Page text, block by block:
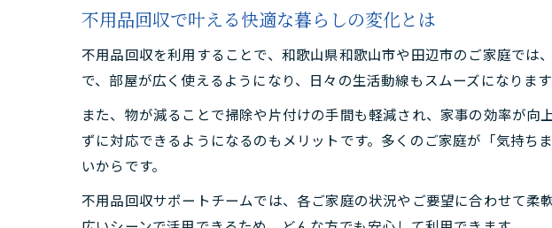
不用品回収で叶える快適な暮らしの変化とは
不用品回収を利用することで、和歌山県和歌山市や田辺市のご家庭で
で、部屋が広く使えるようになり、日々の生活動線もスムーズになりま
また、物が減ることで掃除や片付けの手間も軽減され、家事の効率が
ずに対応できるようになるのもメリットです。多くのご家庭が「気持
いからです。
不用品回収サポートチームでは、各ご家庭の状況やご要望に合わせて